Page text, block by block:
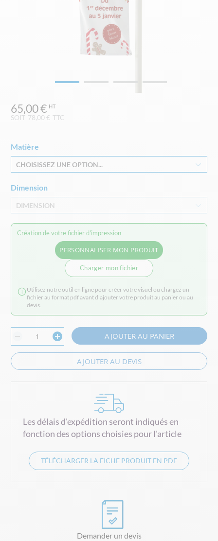
SOIT 78,00 € TTC
65,00 €
Matière
CHOISISSEZ UNE OPTION...
Dimension
DIMENSION
Création de votre fichier d'impression
PERSONNALISER MON PRODUIT
Charger mon fichier
Utilisez notre outil en ligne pour créer votre visuel ou chargez un
fichier au format pdf avant d'ajouter votre produit au panier ou au
devis.
AJOUTER AU PANIER
AJOUTER AU DEVIS
Les délais d'expédition seront indiqués en
fonction des options choisies pour l'article
TÉLÉCHARGER LA FICHE PRODUIT EN PDF
to
the
the
images
gallery
Demander un devis